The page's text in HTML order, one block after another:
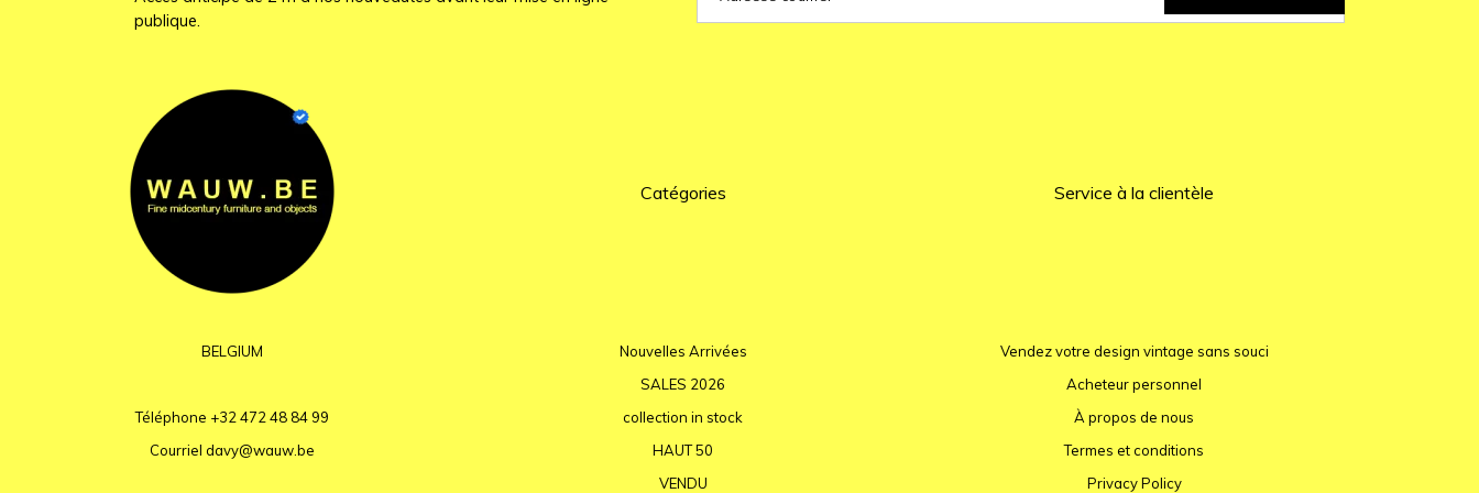
publique.
BELGIUM
Téléphone +32 472 48 84 99
Courriel davy@wauw.be
Catégories
Nouvelles Arrivées
SALES 2026
collection in stock
HAUT 50
VENDU
Service à la clientèle
Vendez votre design vintage sans souci
Acheteur personnel
À propos de nous
Termes et conditions
Privacy Policy